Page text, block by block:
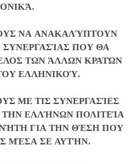
ΝΑ ΑΝΑΚΑΛΎΠΤΟΥΝ
ΠΟΥ ΘΑ
ΤΩΝ ΆΛΛΩΝ ΚΡΑΤΏΝ
ΕΛΛΗΝΙΚΟΎ.
ΜΕ ΤΙΣ ΣΥΝΕΡΓΑΣΊΕΣ
ΕΛΛΉΝΩΝ ΠΟΛΙΤΕΊΑ
ΓΙΑ ΤΗΝ ΘΈΣΗ ΠΟΥ
ΜΈΣΑ ΣΕ ΑΥΤΉΝ.